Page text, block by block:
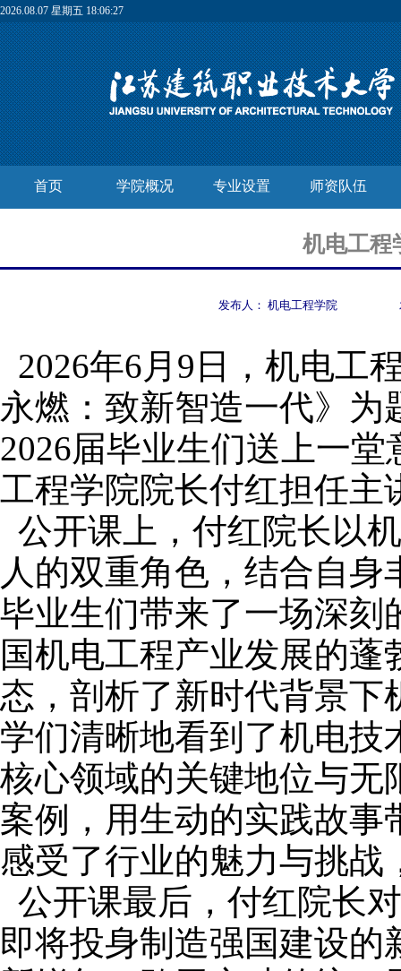
2026.08.07 星期五 18:06:27
首页 学院概况 专业设置 师资队伍
机电工程
发布人： 机电工程学院
2026年6月9日，机电工
永燃：致新智造一代》
2026届毕业生们送上一
工程学院院长付红担任主
公开课上，付红院长以
人的双重角色，结合自
毕业生们带来了一场深刻
国机电工程产业发展的
态，剖析了新时代背景下
学们清晰地看到了机电技
核心领域的关键地位与无
案例，用生动的实践故事
感受了行业的魅力与挑战
公开课最后，付红院长
即将投身制造强国建设